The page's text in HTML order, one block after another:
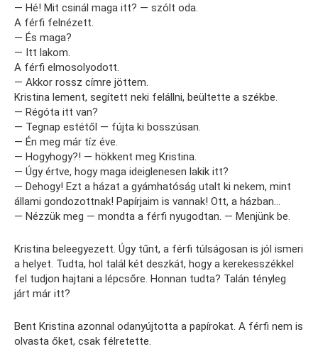
— Hé! Mit csinál maga itt? — szólt oda.
A férfi felnézett.
— És maga?
— Itt lakom.
A férfi elmosolyodott.
— Akkor rossz címre jöttem.
Kristina lement, segített neki felállni, beültette a székbe.
— Régóta itt van?
— Tegnap estétől — fújta ki bosszúsan.
— Én meg már tíz éve.
— Hogyhogy?! — hökkent meg Kristina.
— Úgy értve, hogy maga ideiglenesen lakik itt?
— Dehogy! Ezt a házat a gyámhatóság utalt ki nekem, mint
állami gondozottnak! Papírjaim is vannak! Ott, a házban…
— Nézzük meg — mondta a férfi nyugodtan. — Menjünk be.
Kristina beleegyezett. Úgy tűnt, a férfi túlságosan is jól ismeri
a helyet. Tudta, hol talál két deszkát, hogy a kerekesszékkel
fel tudjon hajtani a lépcsőre. Honnan tudta? Talán tényleg
járt már itt?
Bent Kristina azonnal odanyújtotta a papírokat. A férfi nem is
olvasta őket, csak félretette.